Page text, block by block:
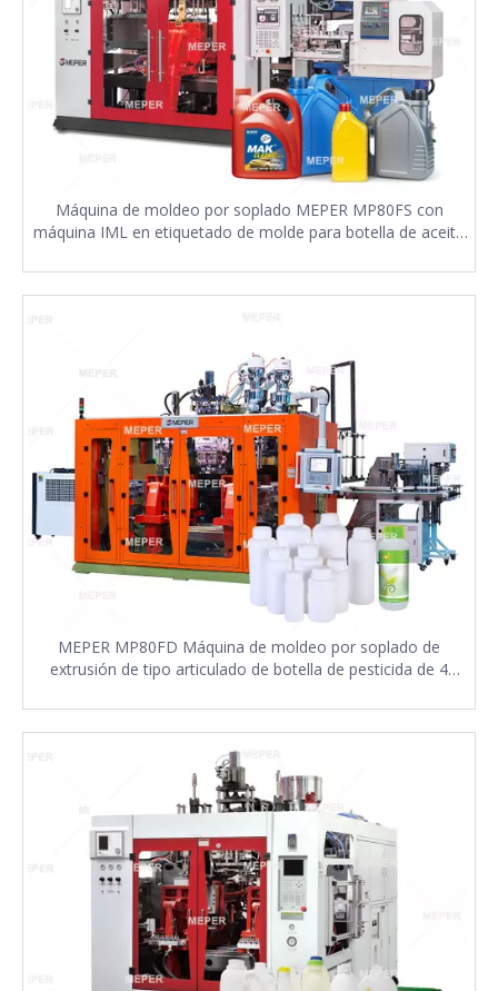
Máquina de moldeo por soplado MEPER MP80FS con
máquina IML en etiquetado de molde para botella de aceite
MEPER MP80FD Máquina de moldeo por soplado de
extrusión de tipo articulado de botella de pesticida de 4